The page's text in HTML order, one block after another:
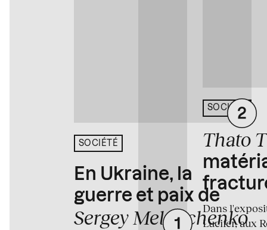
SOCIÉTÉ
En Ukraine, la
guerre et paix de
Sergey Melnitchenko
SOCIÉTÉ
Thato
Dans
Lucifer, aux